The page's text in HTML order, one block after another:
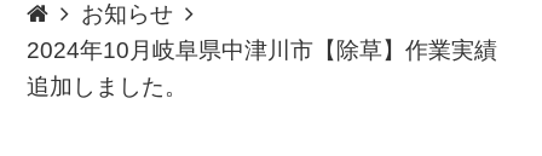
お知らせ
2024年10月岐阜県中津川市【除草】作業実績
追加しました。